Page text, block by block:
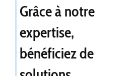
Grâce à notre
expertise,
bénéficiez de